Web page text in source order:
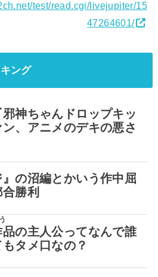
test/read.cgi/livejupiter/15
47264601/
ング
邪神ちゃんドロップキッ
、アニメのデキの悪さ
』の沼編とかいう作中屈
勝利
の主人公ってなんで誰
タメ口なの？